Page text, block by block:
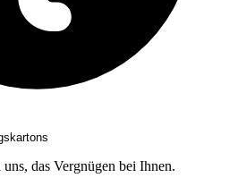
das Vergnügen bei Ihnen.